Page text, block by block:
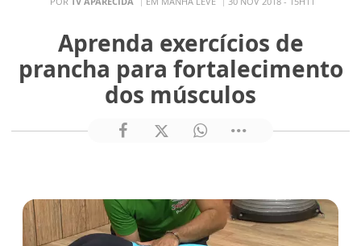
Aprenda exercícios de
prancha para fortalecimento
dos músculos